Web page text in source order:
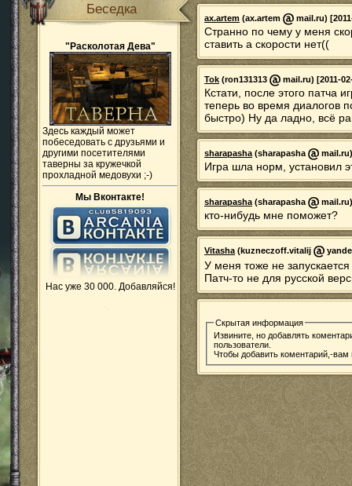
Беседка
"Расколотая Дева"
Здесь каждый может
побеседовать с друзьями и
другими посетителями
таверны за кружечкой
прохладной медовухи ;-)
Мы Вконтакте!
Нас уже 30 000. Добавляйся!
ax.artem (ax.artem mail.ru)
Странно по чему у меня
ставить а скорости нет((
Tok (ron131313 mail.ru) [2011-
Кстати, после этого патча
теперь во время диалогов
быстро) Ну да ладно, всё
sharapasha(sharapasha
Игра шла норм, установил
sharapasha(sharapasha
кто-нибудь мне поможет?
Vitasha(kuzneczoff.vitalij
У меня тоже не
Патч-то не для русской
Скрытая информация
Извините, но добавлять
пользователи.
Чтобы добавить коментарий,-